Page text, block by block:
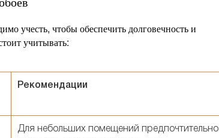
учесть, чтобы обеспечить долговечность и
учитывать:
Рекомендации
Для небольших помещений предпочтительно